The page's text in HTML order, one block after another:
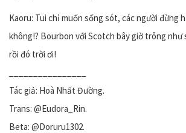
Kaoru: Tui chỉ muốn sống sót, các người đừng
không!? Bourbon với Scotch bây giờ trông như
rồi đó trời ơi!
Tác giả: Hoà Nhất Đường.
Trans: @Eudora_Rin.
Beta: @Doruru1302.